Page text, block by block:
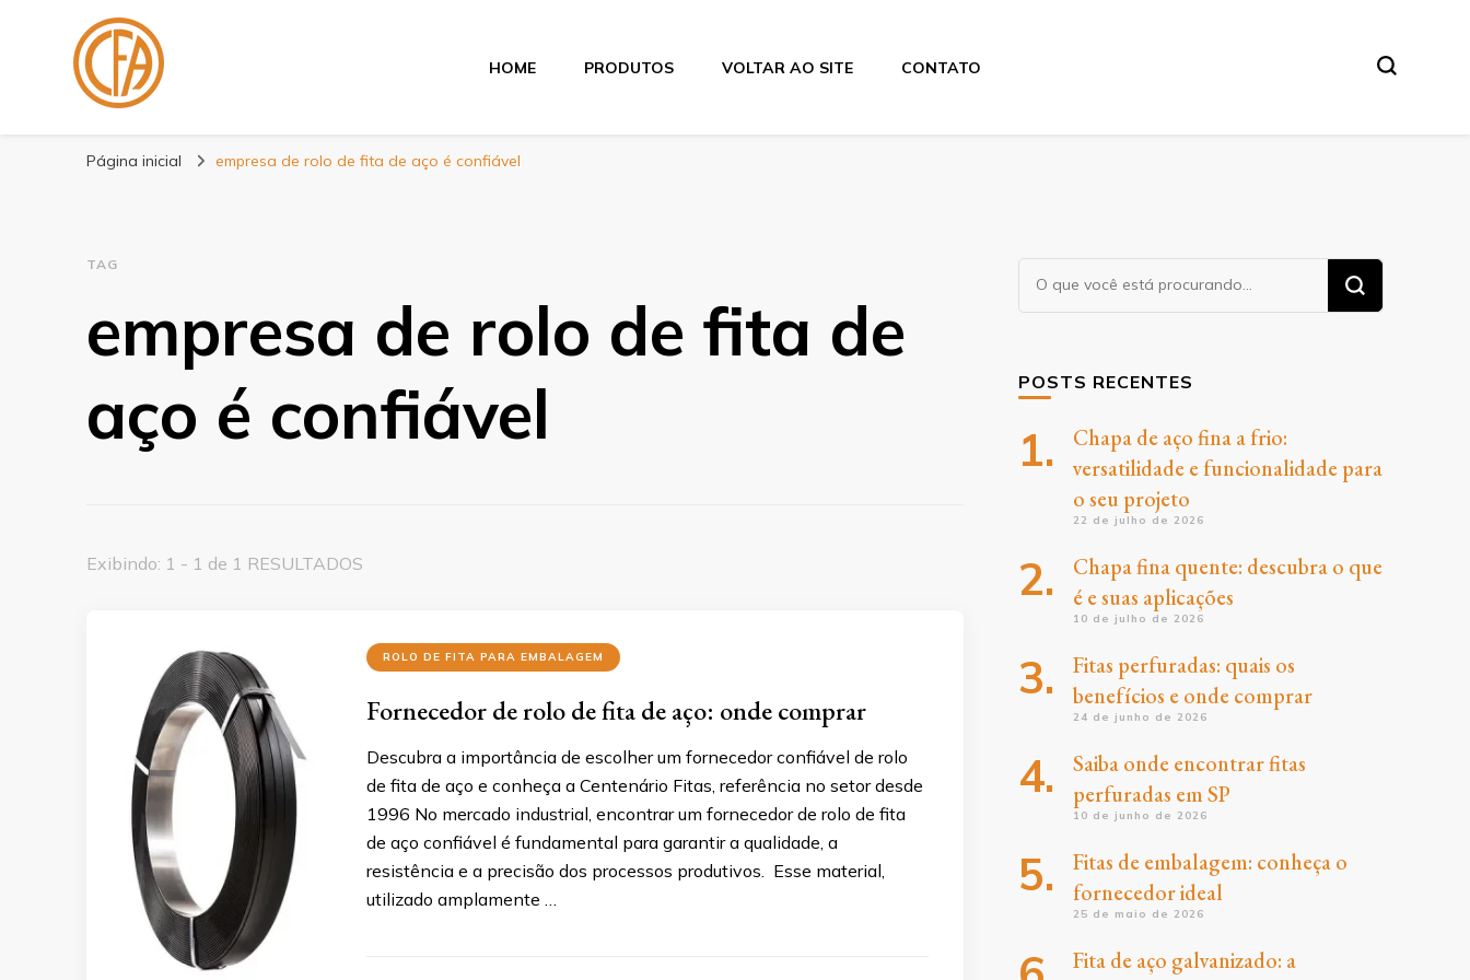
Blog Centenário Fitas
HOME PRODUTOS VOLTAR AO SITE CONTATO
Página inicial empresa de rolo de fita de aço é confiável
TAG
empresa de rolo de fita de
aço é confiável
Exibindo: 1 - 1 de 1 RESULTADOS
ROLO DE FITA PARA EMBALAGEM
Fornecedor de rolo de fita de aço: onde comprar
Descubra a importância de escolher um fornecedor confiável de rolo
de fita de aço e conheça a Centenário Fitas, referência no setor desde
1996 No mercado industrial, encontrar um fornecedor de rolo de fita
de aço confiável é fundamental para garantir a qualidade, a
resistência e a precisão dos processos produtivos. Esse material,
utilizado amplamente …
Procurando
algo?
POSTS RECENTES
Chapa de aço fina a frio:
versatilidade e funcionalidade para
o seu projeto
22 de julho de 2026
Chapa fina quente: descubra o que
é e suas aplicações
10 de julho de 2026
Fitas perfuradas: quais os
benefícios e onde comprar
24 de junho de 2026
Saiba onde encontrar fitas
perfuradas em SP
10 de junho de 2026
Fitas de embalagem: conheça o
fornecedor ideal
25 de maio de 2026
Fita de aço galvanizado: a